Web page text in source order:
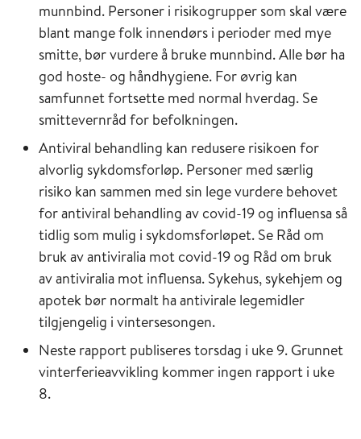
munnbind. Personer i risikogrupper som skal være
blant mange folk innendørs i perioder med mye
smitte, bør vurdere å bruke munnbind. Alle bør ha
god hoste- og håndhygiene. For øvrig kan
samfunnet fortsette med normal hverdag. Se
smittevernråd for befolkningen.
Antiviral behandling kan redusere risikoen for
alvorlig sykdomsforløp. Personer med særlig
risiko kan sammen med sin lege vurdere behovet
for antiviral behandling av covid-19 og influensa så
tidlig som mulig i sykdomsforløpet. Se Råd om
bruk av antiviralia mot covid-19 og Råd om bruk
av antiviralia mot influensa. Sykehus, sykehjem og
apotek bør normalt ha antivirale legemidler
tilgjengelig i vintersesongen.
Neste rapport publiseres torsdag i uke 9. Grunnet
vinterferieavvikling kommer ingen rapport i uke
8.